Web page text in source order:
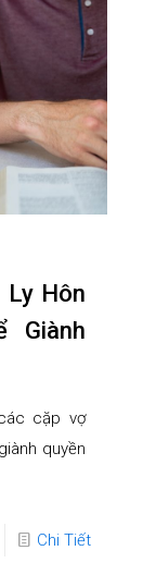
Ly Hôn
Giành
cặp vợ
quyền
Chi Tiết